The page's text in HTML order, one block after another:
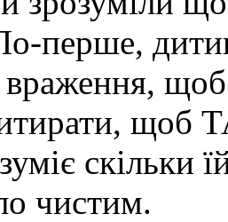
перше,
враження,
щоб
скільки
чистим.